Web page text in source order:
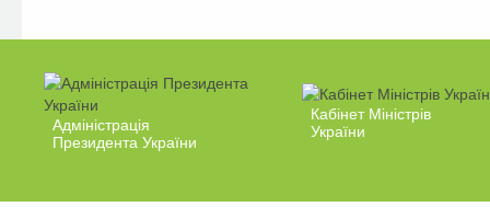
Адміністрація
Президента України
Кабінет Міністрів
України